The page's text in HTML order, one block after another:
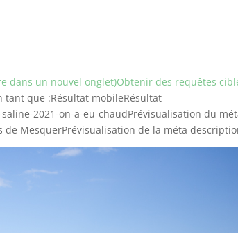
dans un nouvel onglet)Obtenir des requêtes
tant que :Résultat mobileRésultat
2021-on-a-eu-chaudPrévisualisation du
de MesquerPrévisualisation de la méta